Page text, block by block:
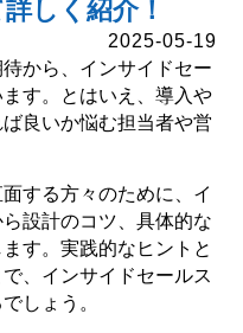
しく紹介！
2025-05-19
から、インサイドセー
す。とはいえ、導入や
良いか悩む担当者や営
する方々のために、イ
設計のコツ、具体的な
す。実践的なヒントと
、インサイドセールス
しょう。